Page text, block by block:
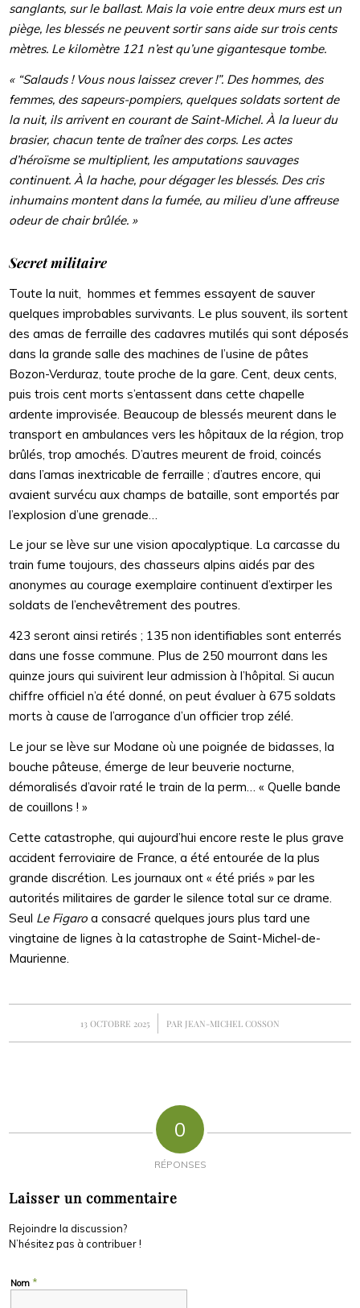
sanglants, sur le ballast. Mais la voie entre deux murs est un
piège, les blessés ne peuvent sortir sans aide sur trois cents
mètres. Le kilomètre 121 n’est qu’une gigantesque tombe.
« “Salauds ! Vous nous laissez crever !”. Des hommes, des
femmes, des sapeurs-pompiers, quelques soldats sortent de
la nuit, ils arrivent en courant de Saint-Michel. À la lueur du
brasier, chacun tente de traîner des corps. Les actes
d’héroïsme se multiplient, les amputations sauvages
continuent. À la hache, pour dégager les blessés. Des cris
inhumains montent dans la fumée, au milieu d’une affreuse
odeur de chair brûlée. »
Secret militaire
Toute la nuit, hommes et femmes essayent de sauver
quelques improbables survivants. Le plus souvent, ils sortent
des amas de ferraille des cadavres mutilés qui sont déposés
dans la grande salle des machines de l’usine de pâtes
Bozon-Verduraz, toute proche de la gare. Cent, deux cents,
puis trois cent morts s’entassent dans cette chapelle
ardente improvisée. Beaucoup de blessés meurent dans le
transport en ambulances vers les hôpitaux de la région, trop
brûlés, trop amochés. D’autres meurent de froid, coincés
dans l’amas inextricable de ferraille ; d’autres encore, qui
avaient survécu aux champs de bataille, sont emportés par
l’explosion d’une grenade…
Le jour se lève sur une vision apocalyptique. La carcasse du
train fume toujours, des chasseurs alpins aidés par des
anonymes au courage exemplaire continuent d’extirper les
soldats de l’enchevêtrement des poutres.
423 seront ainsi retirés ; 135 non identifiables sont enterrés
dans une fosse commune. Plus de 250 mourront dans les
quinze jours qui suivirent leur admission à l’hôpital. Si aucun
chiffre officiel n’a été donné, on peut évaluer à 675 soldats
morts à cause de l’arrogance d’un officier trop zélé.
Le jour se lève sur Modane où une poignée de bidasses, la
bouche pâteuse, émerge de leur beuverie nocturne,
démoralisés d’avoir raté le train de la perm… « Quelle bande
de couillons ! »
Cette catastrophe, qui aujourd’hui encore reste le plus grave
accident ferroviaire de France, a été entourée de la plus
grande discrétion. Les journaux ont « été priés » par les
autorités militaires de garder le silence total sur ce drame.
Seul Le Figaro a consacré quelques jours plus tard une
vingtaine de lignes à la catastrophe de Saint-Michel-de-
Maurienne.
13 OCTOBRE 2025
/ PAR JEAN-MICHEL COSSON
0
RÉPONSES
Laisser un commentaire
Rejoindre la discussion?
N’hésitez pas à contribuer !
Nom *